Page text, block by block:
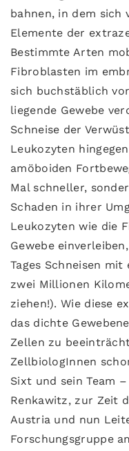
bahnen, in dem sich
Elemente der
Bestimmte Arten
Fibroblasten im
sich buchstäblich
liegende Gewebe
Schneise der
Leukozyten
amöboiden
Mal schneller,
Schaden in ihrer
Leukozyten wie die
Gewebe
Tages Schneisen
zwei Millionen
ziehen!). Wie diese
das dichte
Zellen zu
ZellbiologInnen
Sixt und sein Team
Renkawitz, zur Zeit
Austria und nun
Forschungsgruppe